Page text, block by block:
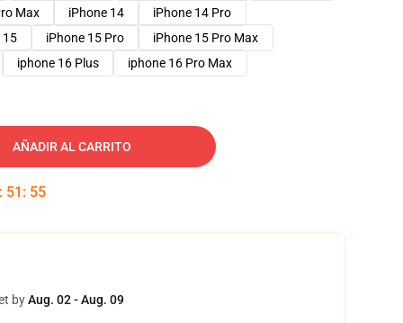
Max
iPhone 14
iPhone 14 Pro
15
iPhone 15 Pro
iPhone 15 Pro Max
iphone 16 Plus
iphone 16 Pro Max
AÑADIR AL CARRITO
: 51 : 54
byAug. 02 - Aug. 09